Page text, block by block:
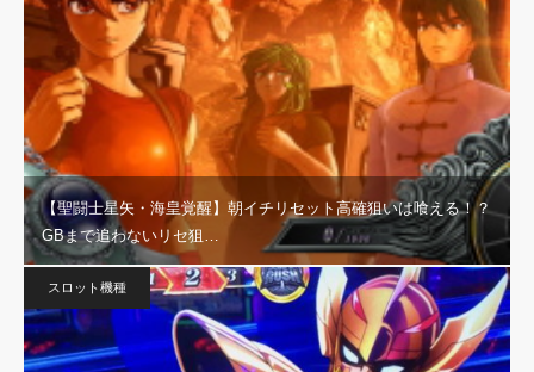
【聖闘士星矢・海皇覚醒】朝イチリセット高確狙いは喰える！？
GBまで追わないリセ狙…
スロット機種